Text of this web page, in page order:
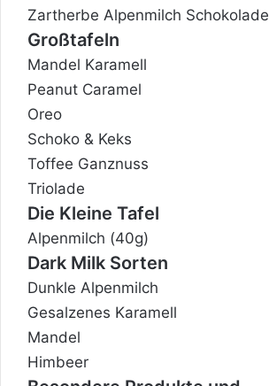
Zartherbe Alpenmilch Schokolade
Großtafeln
Mandel Karamell
Peanut Caramel
Oreo
Schoko & Keks
Toffee Ganznuss
Triolade
Die Kleine Tafel
Alpenmilch (40g)
Dark Milk Sorten
Dunkle Alpenmilch
Gesalzenes Karamell
Mandel
Himbeer